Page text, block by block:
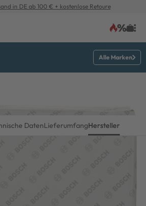
in DE ab 100 € + kostenlose Retoure
Alle Marken
DatenLieferumfangHersteller